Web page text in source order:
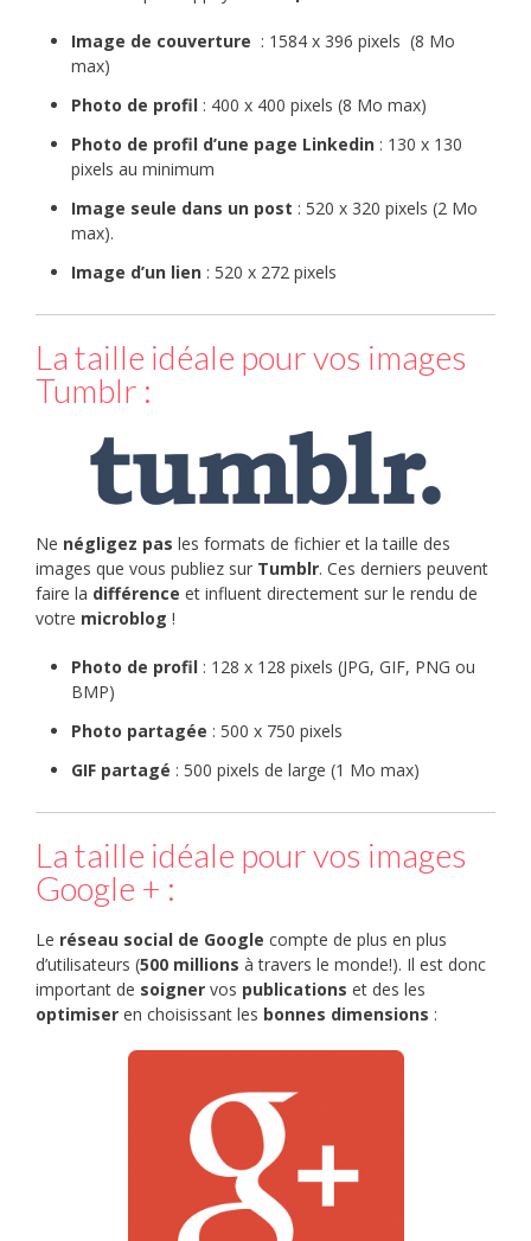
Image de couverture : 1584 x 396 pixels (8 Mo
max)
Photo de profil : 400 x 400 pixels (8 Mo max)
Photo de profil d’une page Linkedin : 130 x 130
pixels au minimum
Image seule dans un post : 520 x 320 pixels (2 Mo
max).
Image d’un lien : 520 x 272 pixels
La taille idéale pour vos images
Tumblr :
Ne négligez pas les formats de fichier et la taille des
images que vous publiez sur Tumblr. Ces derniers peuvent
faire la différence et influent directement sur le rendu de
votre microblog !
Photo de profil : 128 x 128 pixels (JPG, GIF, PNG ou
BMP)
Photo partagée : 500 x 750 pixels
GIF partagé : 500 pixels de large (1 Mo max)
La taille idéale pour vos images
Google + :
Le réseau social de Google compte de plus en plus
d’utilisateurs (500 millions à travers le monde!). Il est donc
important de soigner vos publications et des les
optimiser en choisissant les bonnes dimensions :